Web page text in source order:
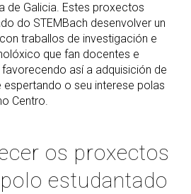
de Galicia. Estes proxectos
do STEMBach desenvolver un
traballos de investigación e
que fan docentes e
favorecendo así a adquisición de
o seu interese polas
Centro.
os proxectos
estudantado